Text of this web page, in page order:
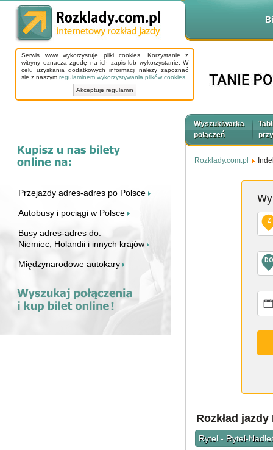
Serwis www wykorzystuje pliki cookies. Korzystanie z
witryny oznacza zgodę na ich zapis lub wykorzystanie. W
celu uzyskania dodatkowych informacji należy zapoznać
się z naszym regulaminem wykorzystywania plików cookies
Akceptuję regulamin
Przejazdy adres-adres po Polsce
Autobusy i pociągi w Polsce
Busy adres-adres do:
Niemiec, Holandii i innych krajów
Międzynarodowe autokary
Wyszukiwarka
połączeń
Rozklady.com.pl
Z
DO
Rozkład
Rytel - Rytel-